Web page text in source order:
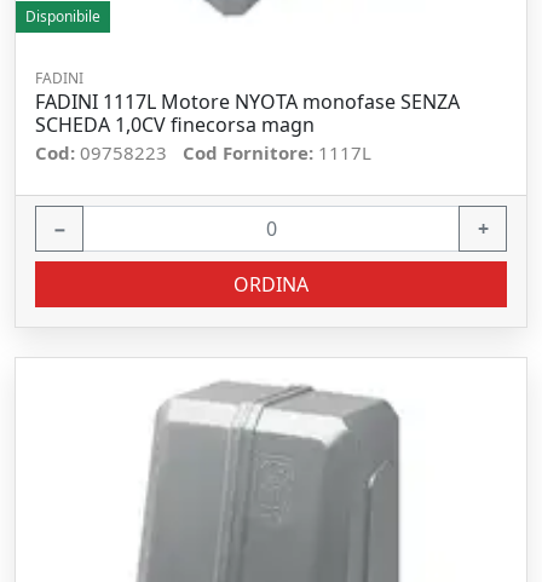
Disponibile
FADINI
FADINI 1117L Motore NYOTA monofase SENZA
SCHEDA 1,0CV finecorsa magn
Cod: 09758223 Cod Fornitore: 1117L
− +
ORDINA